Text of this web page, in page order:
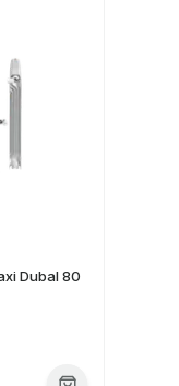
Dubal 80